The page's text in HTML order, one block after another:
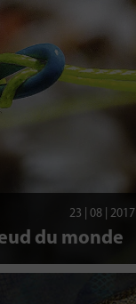
23 | 08 | 2017
du monde